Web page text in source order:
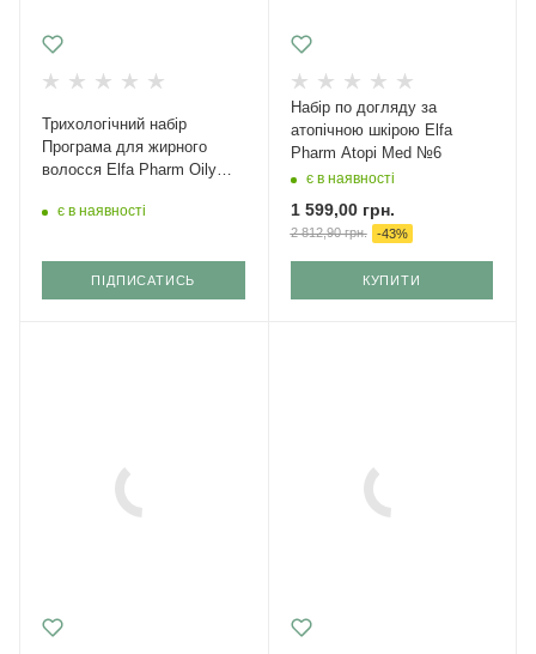
Трихологічний набір
Програма для жирного
волосся Elfa Pharm Oily
є в наявності
ПІДПИСАТИСЬ
Набір по догляду за
атопічною шкірою Elfa
Pharm Atopi Med №6
є в наявності
1 599,00грн.
2 812,90грн. -43%
КУПИТИ